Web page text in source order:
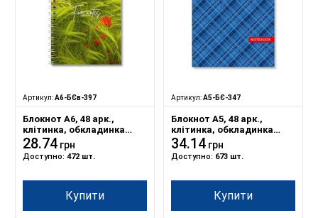
Артикул:А6-БЄв-397
Блокнот А6, 48 арк.,
клітинка, обкладинка
картон, пружина, Серія
"Поле"
28.74 грн
Доступно: 472 шт.
Купити
Артикул:А5-БЄ-347
Блокнот A5, 48 арк.,
клітинка, обкладинка
картон, пружина, Серія
"Шотландка синя 2"
34.14 грн
Доступно: 673 шт.
Купити